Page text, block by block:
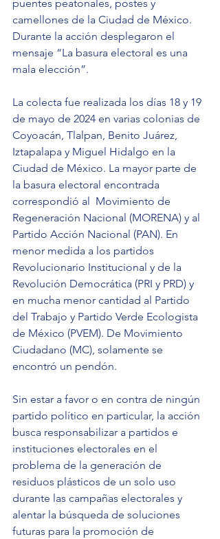
puentes peatonales, postes y
camellones de la Ciudad de México.
Durante la acción desplegaron el
mensaje “La basura electoral es una
mala elección”.
La colecta fue realizada los días 18 y 19
de mayo de 2024 en varias colonias de
Coyoacán, Tlalpan, Benito Juárez,
Iztapalapa y Miguel Hidalgo en la
Ciudad de México. La mayor parte de
la basura electoral encontrada
correspondió al  Movimiento de
Regeneración Nacional (MORENA) y al
Partido Acción Nacional (PAN). En
menor medida a los partidos
Revolucionario Institucional y de la
Revolución Democrática (PRI y PRD) y
en mucha menor cantidad al Partido
del Trabajo y Partido Verde Ecologista
de México (PVEM). De Movimiento
Ciudadano (MC), solamente se
encontró un pendón.
Sin estar a favor o en contra de ningún
partido político en particular, la acción
busca responsabilizar a partidos e
instituciones electorales en el
problema de la generación de
residuos plásticos de un solo uso
durante las campañas electorales y
alentar la búsqueda de soluciones
futuras para la promoción de